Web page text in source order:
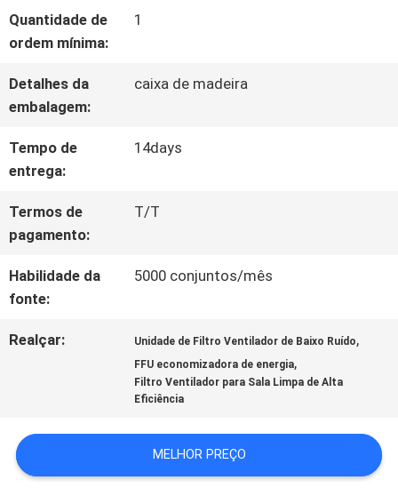
DE
QUALIDADE
CONTACTE-
NOS
NOTÍCIAS
CASOS
SOLICITE UM
ORÇAMENTO
SITEMAP
Quantidade de
ordem mínima:
1
Detalhes da
embalagem:
caixa de madeira
Tempo de
entrega:
14days
Termos de
pagamento:
T/T
Habilidade da
fonte:
5000 conjuntos/mês
Realçar: Unidade de Filtro Ventilador de Baixo Ruído,
FFU economizadora de energia,
Filtro Ventilador para Sala Limpa de Alta
Eficiência
MELHOR PREÇO